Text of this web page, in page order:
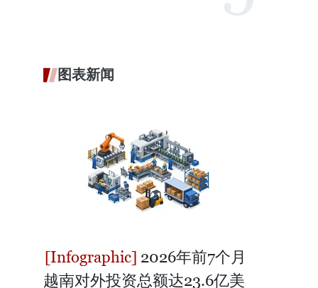
图表新闻
2026年前7个月
越南对外投资总额达23.6亿美